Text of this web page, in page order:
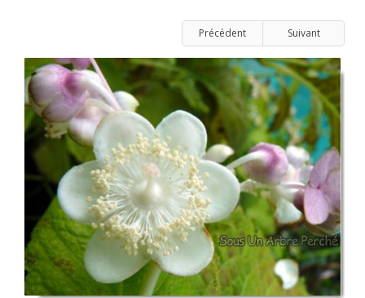
Précédent Suivant